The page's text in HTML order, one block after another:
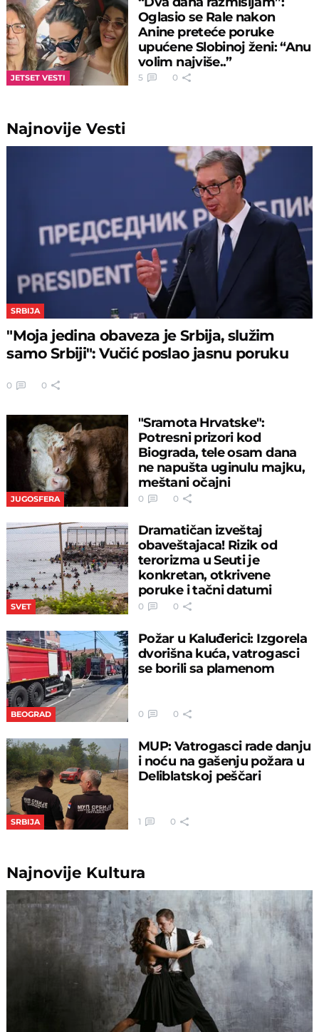
JETSET VESTI
Oglasio se Rale nakon
Anine preteće poruke
upućene Slobinoj ženi: “Anu
volim najviše..”
5 0
NajnovijeVesti
SRBIJA
"Moja jedina obaveza je Srbija, služim
samo Srbiji": Vučić poslao jasnu poruku
0 0
JUGOSFERA
"Sramota Hrvatske":
Potresni prizori kod
Biograda, tele osam dana
ne napušta uginulu majku,
meštani očajni
0 0
SVET
Dramatičan izveštaj
obaveštajaca! Rizik od
terorizma u Seuti je
konkretan, otkrivene
poruke i tačni datumi
0 0
BEOGRAD
Požar u Kaluđerici: Izgorela
dvorišna kuća, vatrogasci
se borili sa plamenom
0 0
SRBIJA
MUP: Vatrogasci rade danju
i noću na gašenju požara u
Deliblatskoj peščari
1 0
Najnovije Kultura